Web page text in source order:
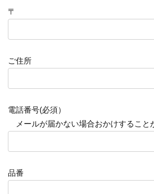
〒
ご住所
電話番号(必須）
メールが届かない場合おかけすること
品番